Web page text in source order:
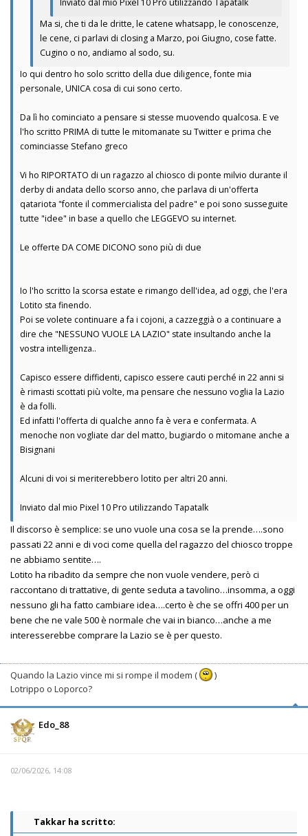
Ma si, che ti da le dritte, le catene whatsapp, le conoscenze,
le cene, ci parlavi di closing a Marzo, poi Giugno, cose fatte.
Cugino o no, andiamo al sodo, su.
Io qui dentro ho solo scritto della due diligence, fonte mia
personale, UNICA cosa di cui sono certo.
Da lì ho cominciato a pensare si stesse muovendo qualcosa. E ve
l'ho scritto PRIMA di tutte le mitomanate su Twitter e prima che
cominciasse Stefano greco
Vi ho RIPORTATO di un ragazzo al chiosco di ponte milvio durante il
derby di andata dello scorso anno, che parlava di un'offerta
qatariota "fonte il commercialista del padre" e poi sono susseguite
tutte "idee" in base a quello che LEGGEVO su internet.
Le offerte DA COME DICONO sono più di due
Io l'ho scritto la scorsa estate e rimango dell'idea, ad oggi, che l'era
Lotito sta finendo.
Poi se volete continuare a fa i cojoni, a cazzeggià o a continuare a
dire che "NESSUNO VUOLE LA LAZIO" state insultando anche la
vostra intelligenza..
Capisco essere diffidenti, capisco essere cauti perché in 22 anni si
è rimasti scottati più volte, ma pensare che nessuno voglia la Lazio
è da folli.
Ed infatti l'offerta di qualche anno fa è vera e confermata. A
menoche non vogliate dar del matto, bugiardo o mitomane anche a
Bisignani
Alcuni di voi si meriterebbero lotito per altri 20 anni.
Inviato dal mio Pixel 10 Pro utilizzando Tapatalk
Il discorso è semplice: se uno vuole una cosa se la prende….sono
passati 22 anni e di voci come quella del ragazzo del chiosco troppe
ne abbiamo sentite….
Lotito ha ribadito da sempre che non vuole vendere, però ci
raccontano di trattative, di gente seduta a tavolino…insomma, a oggi
nessuno gli ha fatto cambiare idea….certo è che se offri 400 per un
bene che ne vale 500 è normale che vai in bianco…anche a me
interesserebbe comprare la Lazio se è per questo.
Quando la Lazio vince mi si rompe il modem (
)
Lotrippo o Loporco?
Edo_88
02/06/2026, 14:08
Takkar ha scritto: